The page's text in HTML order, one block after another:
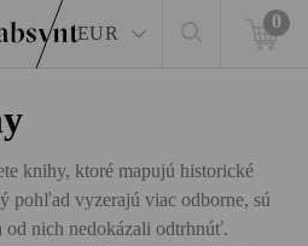
EUR
0
knihy, ktoré mapujú historické
pohľad vyzerajú viac odborne, sú
od nich nedokázali odtrhnúť.